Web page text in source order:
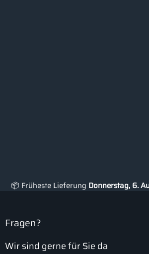
📦 Früheste Lieferung Donnerstag, 6.
Fragen?
Wir sind gerne für Sie da